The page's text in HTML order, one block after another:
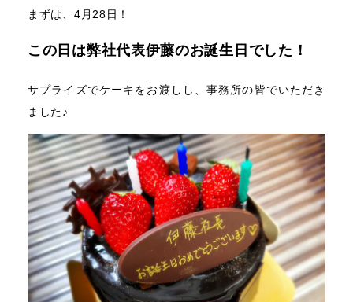
まずは、4月28日！
この日は弊社代表伊藤のお誕生日でした！
サプライズでケーキをお渡しし、事務所の皆でいただき
ました♪